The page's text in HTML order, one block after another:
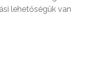
lehetőségük van